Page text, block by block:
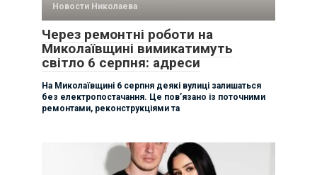
Новости Николаева
Через ремонтні роботи на
Миколаївщині вимикатимуть
світло 6 серпня: адреси
На Миколаївщині 6 серпня деякі вулиці залишаться
без електропостачання. Це пов’язано із поточними
ремонтами, реконструкціями та